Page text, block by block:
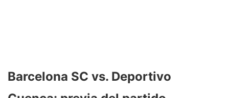
Barcelona SC vs. Deportivo